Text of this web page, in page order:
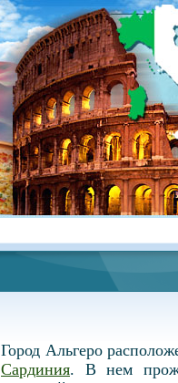
Город Альгеро
Сардиния. В нем